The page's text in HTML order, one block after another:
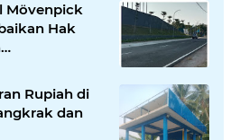
Mövenpick
Hak
Rupiah di
dan